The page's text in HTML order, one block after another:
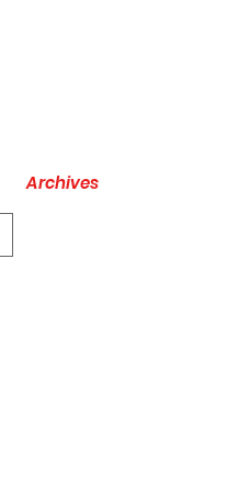
Archives